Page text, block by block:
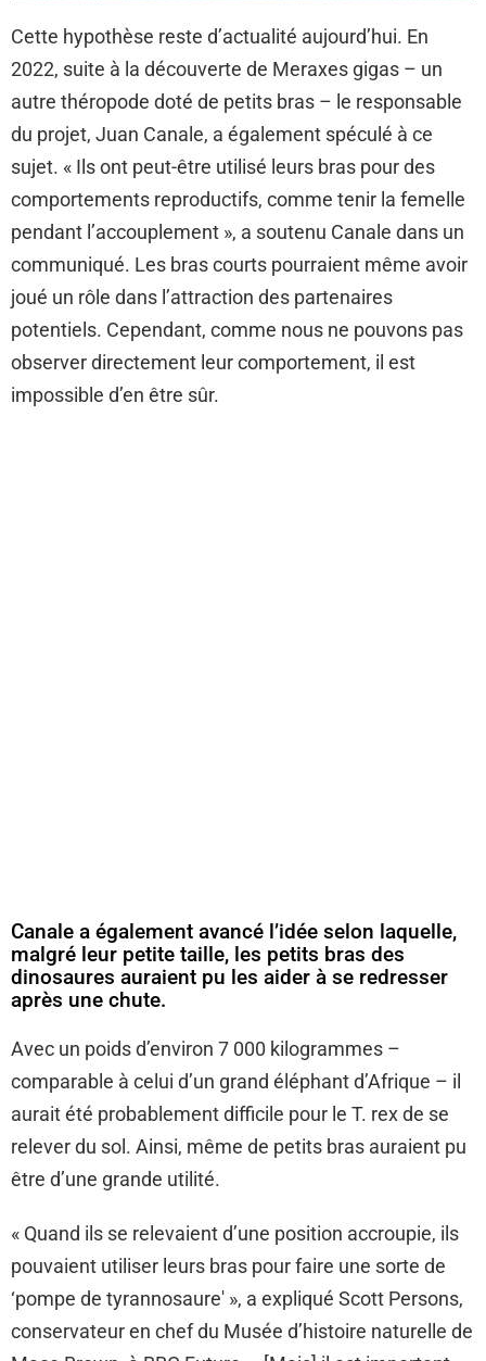
Cette hypothèse reste d’actualité aujourd’hui. En
2022, suite à la découverte de Meraxes gigas – un
autre théropode doté de petits bras – le responsable
du projet, Juan Canale, a également spéculé à ce
sujet. « Ils ont peut-être utilisé leurs bras pour des
comportements reproductifs, comme tenir la femelle
pendant l’accouplement », a soutenu Canale dans un
communiqué. Les bras courts pourraient même avoir
joué un rôle dans l’attraction des partenaires
potentiels. Cependant, comme nous ne pouvons pas
observer directement leur comportement, il est
impossible d’en être sûr.
Canale a également avancé l’idée selon laquelle,
malgré leur petite taille, les petits bras des
dinosaures auraient pu les aider à se redresser
après une chute.
Avec un poids d’environ 7 000 kilogrammes –
comparable à celui d’un grand éléphant d’Afrique – il
aurait été probablement difficile pour le T. rex de se
relever du sol. Ainsi, même de petits bras auraient pu
être d’une grande utilité.
« Quand ils se relevaient d’une position accroupie, ils
pouvaient utiliser leurs bras pour faire une sorte de
‘pompe de tyrannosaure' », a expliqué Scott Persons,
conservateur en chef du Musée d’histoire naturelle de